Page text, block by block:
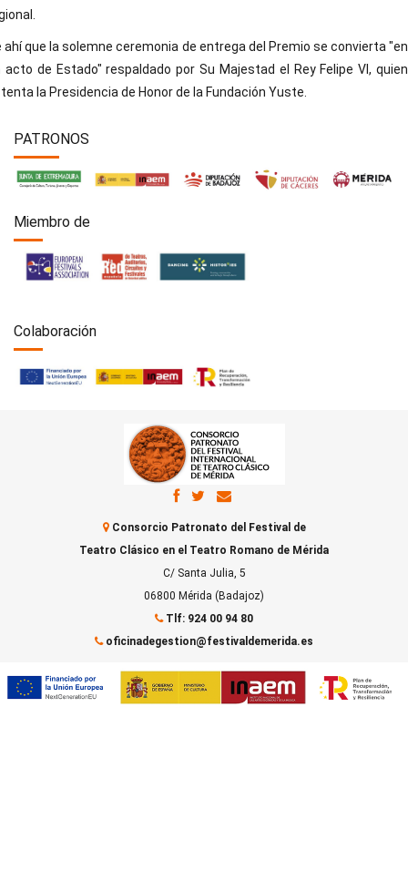
ahí que la solemne ceremonia de entrega del Premio se convierta "en
acto de Estado" respaldado por Su Majestad el Rey Felipe VI, quien
la Presidencia de Honor de la Fundación Yuste.
PATRONOS
Miembro de
Colaboración
Consorcio Patronato del Festival de
Teatro Clásico en el Teatro Romano de Mérida
C/ Santa Julia, 5
06800 Mérida (Badajoz)
Tlf: 924 00 94 80
oficinadegestion@festivaldemerida.es